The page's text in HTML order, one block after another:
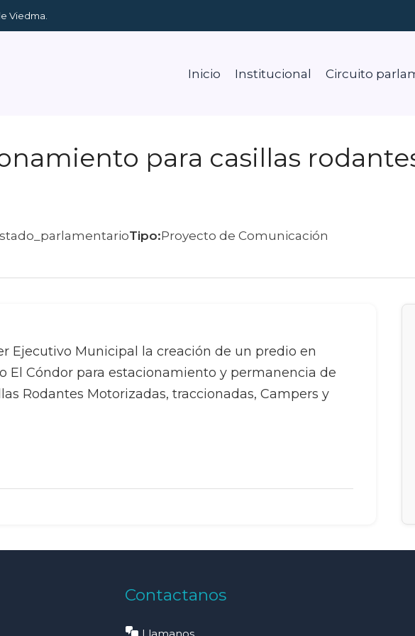
Viedma.
Inicio Institucional Circuito
para casillas
Tipo:Proyecto de Comunicación
Ejecutivo Municipal la creación de un predio en
El Cóndor para estacionamiento y permanencia de
Rodantes Motorizadas, traccionadas, Campers y
Contactanos
Llamanos